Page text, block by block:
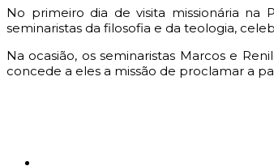
No primeiro dia de visita missionária na
seminaristas da filosofia e da teologia,
Na ocasião, os seminaristas Marcos e
concede a eles a missão de proclamar a